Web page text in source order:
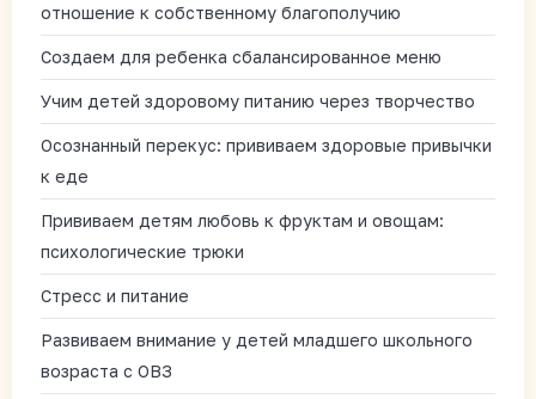
отношение к собственному благополучию
Создаем для ребенка сбалансированное меню
Учим детей здоровому питанию через творчество
Осознанный перекус: прививаем здоровые привычки
к еде
Прививаем детям любовь к фруктам и овощам:
психологические трюки
Стресс и питание
Развиваем внимание у детей младшего школьного
возраста с ОВЗ